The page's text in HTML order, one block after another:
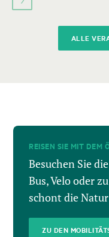
ALLE
REISEN SIE MIT DEM
Besuchen Sie
Bus, Velo oder
schont die
ZU DEN